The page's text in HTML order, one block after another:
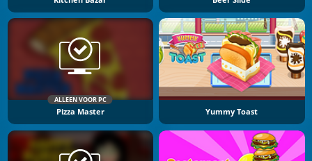
ALLEEN VOOR PC
Pizza Master Yummy Toast